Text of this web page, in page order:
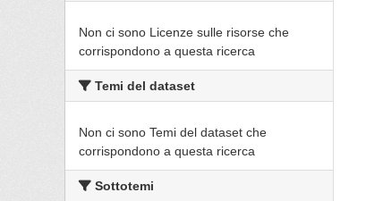
Non ci sono Licenze sulle risorse che
corrispondono a questa ricerca
Temi del dataset
Non ci sono Temi del dataset che
corrispondono a questa ricerca
Sottotemi